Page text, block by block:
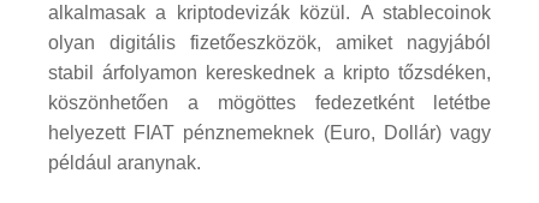
alkalmasak a kriptodevizák közül. A stablecoinok
olyan digitális fizetőeszközök, amiket nagyjából
stabil árfolyamon kereskednek a kripto tőzsdéken,
köszönhetően a mögöttes fedezetként letétbe
helyezett FIAT pénznemeknek (Euro, Dollár) vagy
például aranynak.